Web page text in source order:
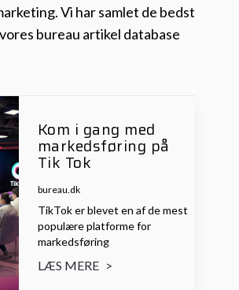
Vi har samlet de bedst
bureau artikel database
Kom i gang med
markedsføring på
Tik Tok
bureau.dk
TikTok er blevet en af de mest
populære platforme for
markedsføring
LÆS MERE >